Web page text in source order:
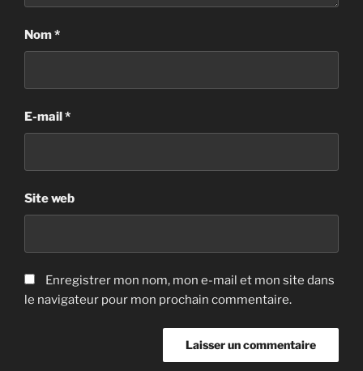
Nom*
E-mail*
Site web
Enregistrer mon nom, mon e-mail et mon site dans
le navigateur pour mon prochain commentaire.